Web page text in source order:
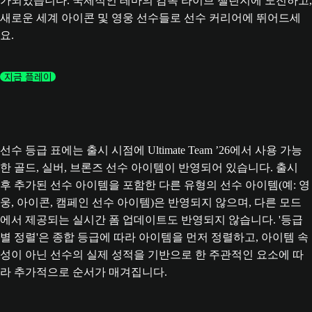
새로운 세계 아이콘 및 영웅 선수들로 선수 커리어에 뛰어드세
요.
지금 플레이
선수 등급 표에는 출시 시점에 Ultimate Team ’26에서 사용 가능
한 골드, 실버, 브론즈 선수 아이템이 반영되어 있습니다. 출시
후 추가된 선수 아이템을 포함한 다른 유형의 선수 아이템(예: 영
웅, 아이콘, 캠페인 선수 아이템)은 반영되지 않으며, 다른 모드
에서 제공되는 실시간 폼 업데이트도 반영되지 않습니다. '등급
별 정렬'은 종합 등급에 따라 아이템을 먼저 정렬하고, 아이템 속
성이 아닌 선수의 실제 성적을 기반으로 한 주관적인 요소에 따
라 추가적으로 순서가 매겨집니다.